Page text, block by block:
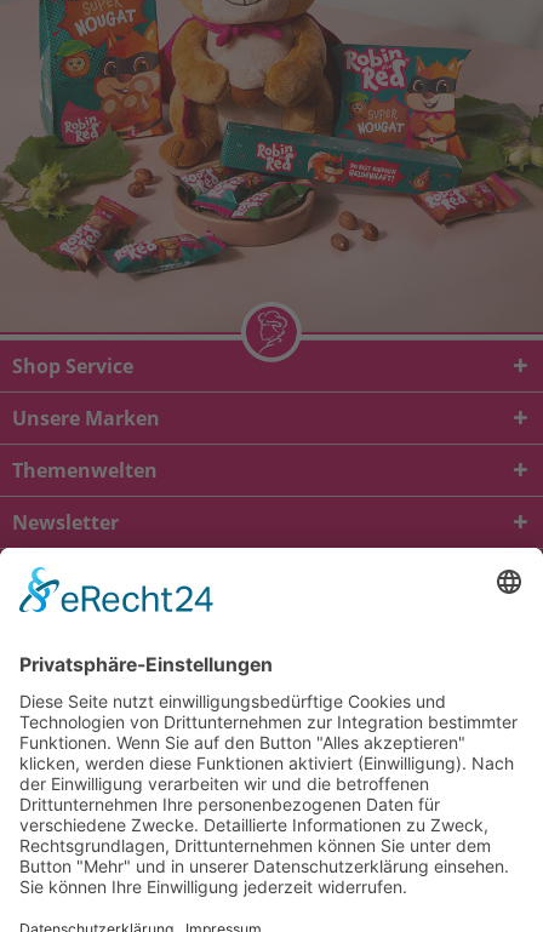
Shop Service
Unsere Marken
Themenwelten
Newsletter
* Alle Preise inkl. gesetzl. Mehrwertsteuer zzgl.
und ggf.
Nachnahmegebühren, wenn nicht anders beschrieben
viba.de
4.90von5.00bei1685
Kontakt Versandkosten und Lieferung
Zahlungsarten
FAQ – Häufig gestellte Fragen
Mein Konto
Allgemeine Geschäftsbedingungen
Datenschutz
Impressum
Barrierefreiheit
Cookie-Einstellungen
Widerrufsbelehrung
Vertrag widerrufen